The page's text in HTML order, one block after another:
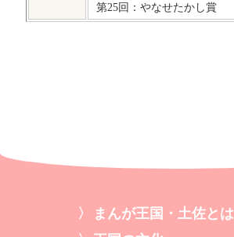
第25回：やなせたかし賞
まんが王国・土佐とは